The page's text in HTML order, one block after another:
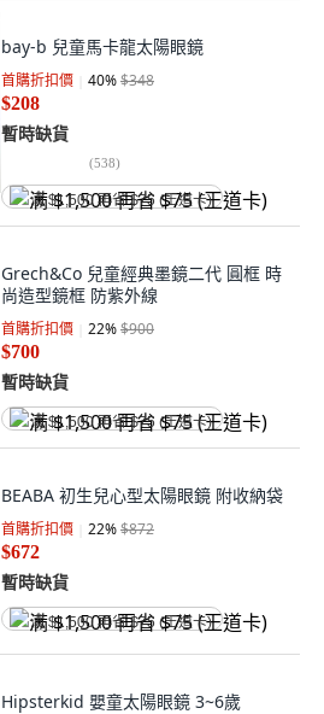
bay-b 兒童馬卡龍太陽眼鏡
首購折扣價 40%$348
$208
暫時缺貨
(538)
满 $1,500 再省 $75 (王道卡)
Grech&Co 兒童經典墨鏡二代 圓框 時
尚造型鏡框 防紫外線
首購折扣價 22%$900
$700
暫時缺貨
满 $1,500 再省 $75 (王道卡)
BEABA 初生兒心型太陽眼鏡 附收納袋
首購折扣價 22%$872
$672
暫時缺貨
满 $1,500 再省 $75 (王道卡)
Hipsterkid 嬰童太陽眼鏡 3~6歲